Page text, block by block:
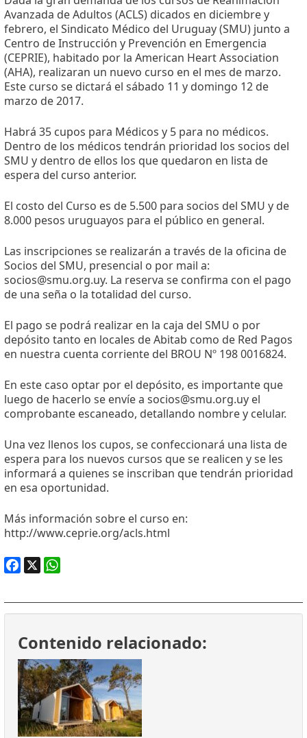
Avanzada de Adultos (ACLS) dicados en diciembre y
febrero, el Sindicato Médico del Uruguay (SMU) junto a
Centro de Instrucción y Prevención en Emergencia
(CEPRIE), habitado por la American Heart Association
(AHA), realizaran un nuevo curso en el mes de marzo.
Este curso se dictará el sábado 11 y domingo 12 de
marzo de 2017.
Habrá 35 cupos para Médicos y 5 para no médicos.
Dentro de los médicos tendrán prioridad los socios del
SMU y dentro de ellos los que quedaron en lista de
espera del curso anterior.
El costo del Curso es de 5.500 para socios del SMU y de
8.000 pesos uruguayos para el público en general.
Las inscripciones se realizarán a través de la oficina de
Socios del SMU, presencial o por mail a:
socios@smu.org.uy. La reserva se confirma con el pago
de una seña o la totalidad del curso.
El pago se podrá realizar en la caja del SMU o por
depósito tanto en locales de Abitab como de Red Pagos
en nuestra cuenta corriente del BROU Nº 198 0016824.
En este caso optar por el depósito, es importante que
luego de hacerlo se envíe a socios@smu.org.uy el
comprobante escaneado, detallando nombre y celular.
Una vez llenos los cupos, se confeccionará una lista de
espera para los nuevos cursos que se realicen y se les
informará a quienes se inscriban que tendrán prioridad
en esa oportunidad.
Más información sobre el curso en:
http://www.ceprie.org/acls.html
Contenido relacionado: